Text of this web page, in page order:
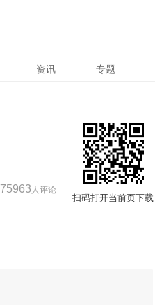
资讯 专题
75963 人评论
扫码打开当前页下载